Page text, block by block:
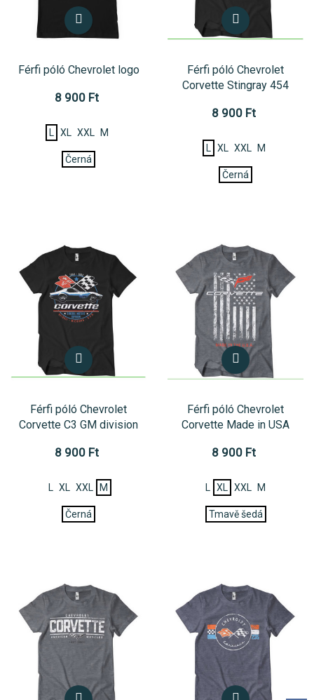
Férfi póló Chevrolet logo
8 900 Ft
L XL XXL M
Černá
Férfi póló Chevrolet
Corvette Stingray 454
8 900 Ft
L XL XXL M
Černá
Férfi póló Chevrolet
Corvette C3 GM division
8 900 Ft
L XL XXL M
Černá
Férfi póló Chevrolet
Corvette Made in USA
8 900 Ft
L XL XXL M
Tmavě šedá